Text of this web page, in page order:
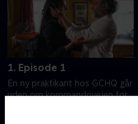
1. Episode 1
En ny praktikant hos GCHQ går
uden om kommandovejen for